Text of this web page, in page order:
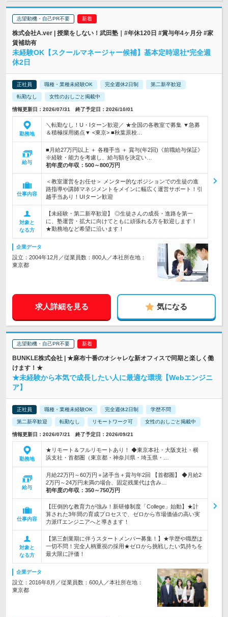
志望動機・自己PR不要
株式会社A.ver | 授業をしない！武田塾｜#年休120日 #賞与年4ヶ月分 #家
賃補助有
未経験OK【スクールマネージャー候補】基本定時退社*完全週
休2日
正社員 職種・業種未経験OK 完全週休2日制 第二新卒歓迎
転勤なし 女性のおしごと掲載中
情報更新日：2026/07/31 終了予定日：2026/10/01
勤務地
＼転勤なし！U・Iターン歓迎／ ★全国の各教室で募集 ▼急募
＆積極採用拠点▼ <東京> ■秋葉原校…
給与
■月給27万円以上 ＋ 各種手当 ＋ 賞与(年2回)《前職給与保証》
※経験・能力を考慮し、給与額を決定い…
初年度の年収： 500～800万円
仕事内容
＜教室運営をお任せ＞ メンター的なポジションでの生徒の進
路指導や講師マネジメントをメインに幅広く運営サポート！引
越手当あり！UIターン歓迎
対象と
なる方
【未経験・第二新卒歓迎】 ◎生徒さんの成長・進路を第一
に、塾運営・拡大に向けてともに頑張れる方を歓迎します！
★勤務地など希望に沿います！
企業データ
設立：2004年12月／従業員数：800人／本社所在地：
東京都
求人詳細を見る 気になる
志望動機・自己PR不要
BUNKLE株式会社 | ★麻布十番のオシャレな新オフィスで同期と楽しく働
けます！★
★未経験から本気で成長したい人に最適な環境【Webエンジニ
ア】
正社員 職種・業種未経験OK 完全週休2日制 学歴不問
第二新卒歓迎 転勤なし リモートワーク可 女性のおしごと掲載中
情報更新日：2026/07/21 終了予定日：2026/09/21
勤務地
★リモート＆フルリモートあり！ ◆東京本社・大阪支社・横
浜支社・首都圏（東京都・神奈川県・埼玉県・…
給与
月給22万円～60万円＋諸手当＋賞与年2回 【首都圏】 ◆月給2
2万円～24万円未満の場合、固定残業代は含み…
初年度の年収： 350～750万円
仕事内容
【圧倒的な教育力が強み！新研修制度「College」始動】★計
算された3年間の育成プロセスで、ゼロから市場価値の高い実
力派ITエンジニアへと導きます！
対象と
なる方
【第三創業期に伴うスタートメンバー募集！】★学歴や職歴は
一切不問！完全人柄重視の採用★ゼロから挑戦したい気持ちを
最大限に評価！
企業データ
設立：2016年8月／従業員数：600人／本社所在地：
東京都